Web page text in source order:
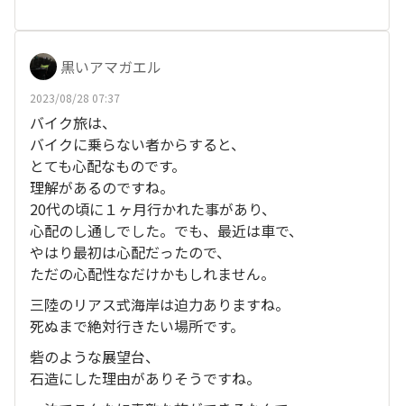
黒いアマガエル
2023/08/28 07:37
バイク旅は、
バイクに乗らない者からすると、
とても心配なものです。
理解があるのですね。
20代の頃に１ヶ月行かれた事があり、
心配のし通しでした。でも、最近は車で、
やはり最初は心配だったので、
ただの心配性なだけかもしれません。
三陸のリアス式海岸は迫力ありますね。
死ぬまで絶対行きたい場所です。
砦のような展望台、
石造にした理由がありそうですね。